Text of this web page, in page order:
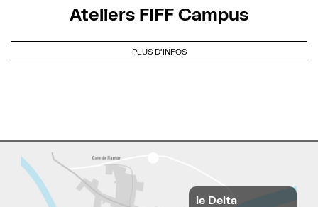
Ateliers FIFF Campus
PLUS D'INFOS
le Delta